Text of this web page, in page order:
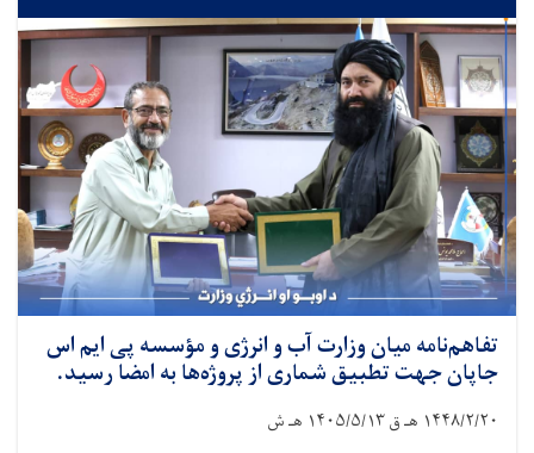
تفاهم‌نامه میان وزارت آب و انرژی و مؤسسه پی ایم اس
جاپان جهت تطبیق شماری از پروژه‌ها به امضا رسید.
۱۴۴۸/۲/۲۰ هـ ق۱۴۰۵/۵/۱۳ هـ ش